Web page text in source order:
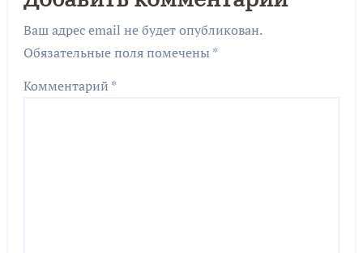
Ваш адрес email не будет опубликован.
Обязательные поля помечены *
Комментарий *